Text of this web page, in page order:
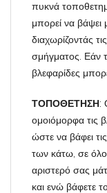
πυκνά
μπορεί να βάψει
διαχωρίζοντάς
σμήγματος. Εάν
βλεφαρίδες
ΤΟΠΟΘΕΤΗΣΗ:
ομοιόμορφα τις
ώστε να βάφει
των κάτω, σε
αριστερό σας
και ενώ βάφετε